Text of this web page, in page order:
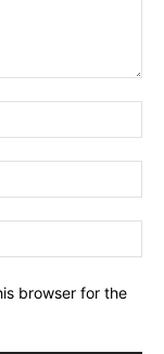
browser for the